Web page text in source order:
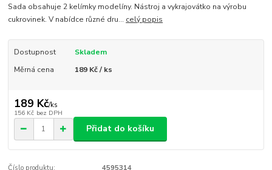
Sada obsahuje 2 kelímky modelíny. Nástroj a vykrajovátko na výrobu
cukrovinek. V nabídce různé dru... celý popis
Dostupnost
Skladem
Měrná cena
189 Kč / ks
189 Kč/ks
156 Kč bez DPH
Přidat do košíku
Číslo produktu:
4595314